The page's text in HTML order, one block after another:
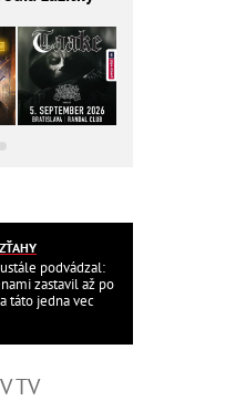
podvádzal:
zastavil až po
táto jedna vec
TV